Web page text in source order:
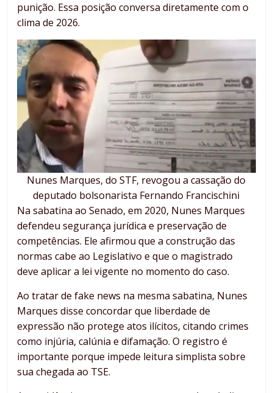
punição. Essa posição conversa diretamente com o
clima de 2026.
Nunes Marques, do STF, revogou a cassação do
deputado bolsonarista Fernando Francischini
Na sabatina ao Senado, em 2020, Nunes Marques
defendeu segurança jurídica e preservação de
competências. Ele afirmou que a construção das
normas cabe ao Legislativo e que o magistrado
deve aplicar a lei vigente no momento do caso.
Ao tratar de fake news na mesma sabatina, Nunes
Marques disse concordar que liberdade de
expressão não protege atos ilícitos, citando crimes
como injúria, calúnia e difamação. O registro é
importante porque impede leitura simplista sobre
sua chegada ao TSE.